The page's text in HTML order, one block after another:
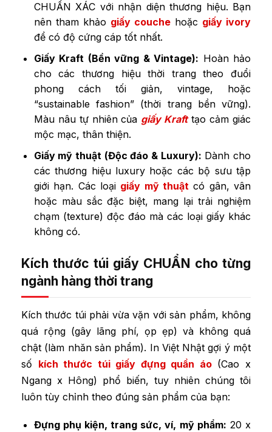
CHUẨN XÁC với nhận diện thương hiệu. Bạn
nên tham khảo giấy couchehoặc giấy ivory
để có độ cứng cáp tốt nhất.
Giấy Kraft (Bền vững & Vintage): Hoàn hảo
cho các thương hiệu thời trang theo đuổi
phong cách tối giản, vintage, hoặc
“sustainable fashion” (thời trang bền vững).
Màu nâu tự nhiên của giấy Krafttạo cảm giác
mộc mạc, thân thiện.
Giấy mỹ thuật (Độc đáo & Luxury): Dành cho
các thương hiệu luxury hoặc các bộ sưu tập
giới hạn. Các loại giấy mỹ thuật có gân, vân
hoặc màu sắc đặc biệt, mang lại trải nghiệm
chạm (texture) độc đáo mà các loại giấy khác
không có.
Kích thước túi giấy CHUẨN cho từng
ngành hàng thời trang
Kích thước túi phải vừa vặn với sản phẩm, không
quá rộng (gây lãng phí, ọp ẹp) và không quá
chật (làm nhăn sản phẩm). In Việt Nhật gợi ý một
số kích thước túi giấy đựng quần áo(Cao x
Ngang x Hông) phổ biến, tuy nhiên chúng tôi
luôn tùy chỉnh theo đúng sản phẩm của bạn:
Đựng phụ kiện, trang sức, ví, mỹ phẩm: 20 x